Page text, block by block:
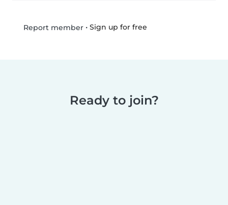
Report member• Sign up for free
Ready to join?